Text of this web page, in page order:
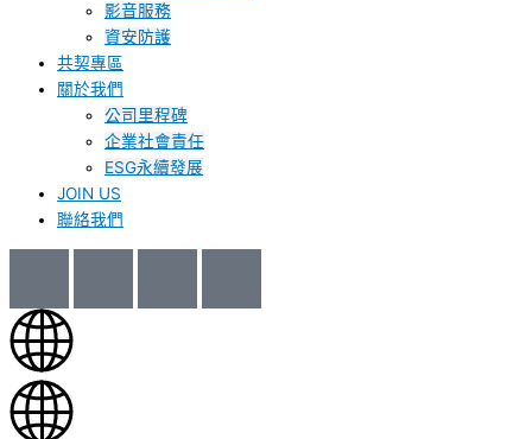
影音服務
資安防護
共契專區
關於我們
公司里程碑
企業社會責任
ESG永續發展
JOIN US
聯絡我們